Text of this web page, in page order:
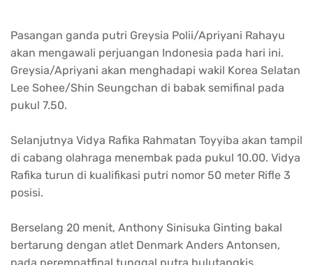
Pasangan ganda putri Greysia Polii/Apriyani Rahayu
akan mengawali perjuangan Indonesia pada hari ini.
Greysia/Apriyani akan menghadapi wakil Korea Selatan
Lee Sohee/Shin Seungchan di babak semifinal pada
pukul 7.50.
Selanjutnya Vidya Rafika Rahmatan Toyyiba akan tampil
di cabang olahraga menembak pada pukul 10.00. Vidya
Rafika turun di kualifikasi putri nomor 50 meter Rifle 3
posisi.
Berselang 20 menit, Anthony Sinisuka Ginting bakal
bertarung dengan atlet Denmark Anders Antonsen,